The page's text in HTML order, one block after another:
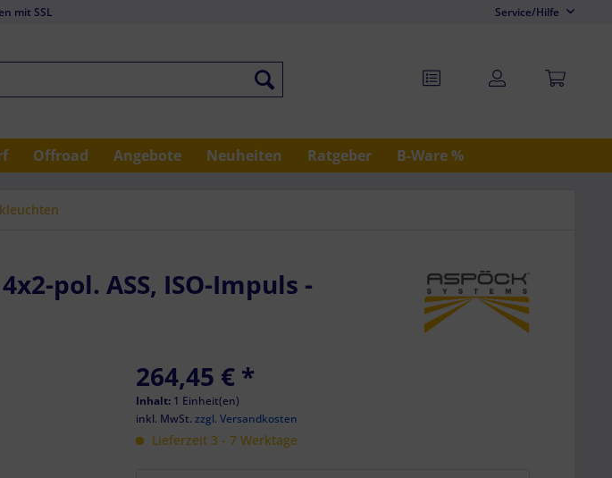
mit SSL Service/Hilfe
Offroad Angebote Neuheiten Ratgeber B-Ware %
pol. ASS, ISO-Impuls -
264,45 € *
Inhalt: 1 Einheit(en)
inkl. MwSt.zzgl. Versandkosten
Lieferzeit 3 - 7 Werktage